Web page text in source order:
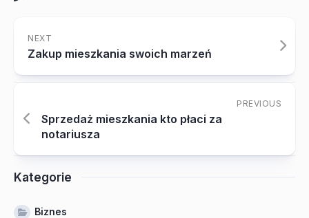
NEXT
Zakup mieszkania swoich marzeń
PREVIOUS
Sprzedaż mieszkania kto płaci za
notariusza
Kategorie
Biznes